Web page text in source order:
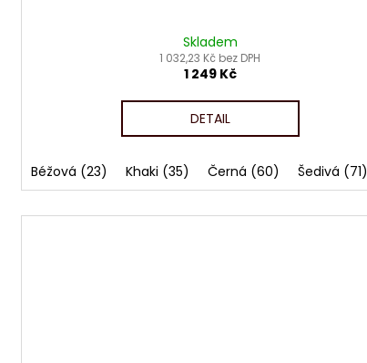
Skladem
1 032,23 Kč bez DPH
1 249 Kč
DETAIL
Béžová (23) Khaki (35) Černá (60) Šedivá (71)